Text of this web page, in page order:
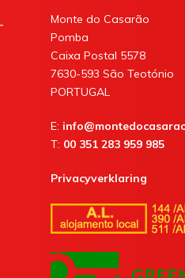
Monte do Casarão
Pomba
Caixa Postal 5578
7630-593 São Teotónio
PORTUGAL
E:
T: 00 351 283 959 985
Privacyverklaring